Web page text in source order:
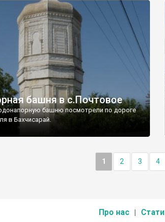
башня в с.Почтовое
башню посмотрели по дороге
в Бахчисарай.
1 2 3 4
Про нас